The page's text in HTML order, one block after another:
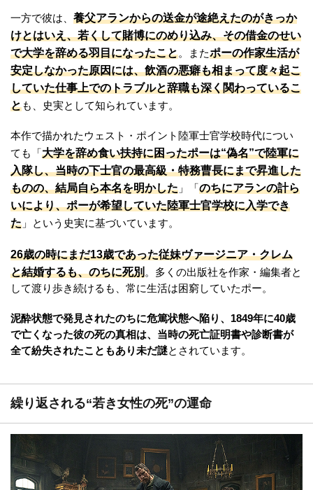
一方で彼は、 養父アランからの送金が途絶えたのがきっか
けとはいえ、若くして賭博にのめり込み、その借金のせい
で大学を辞める羽目になったこと。またポーの作家生活が
安定しなかった原因には、飲酒の悪癖も相まって度々起こ
していた仕事上でのトラブルと辞職も深く関わっているこ
とも、史実として知られています。
本作で描かれたウェスト・ポイント陸軍士官学校時代につい
ても「 大学を辞め食い扶持に困ったポーは“偽名”で陸軍に
入隊し、当時の下士官の最高級・特務曹長にまで昇進した
ものの、結局自ら本名を明かした 」「 のちにアランの計ら
いにより、ポーが希望していた陸軍士官学校に入学でき
た 」という史実に基づいています。
26歳の時にまだ13歳であった従妹ヴァージニア・クレム
と結婚するも、のちに死別。多くの出版社を作家・編集者と
して渡り歩き続けるも、常に生活は困窮していたポー。
泥酔状態で発見されたのちに危篤状態へ陥り、1849年に40歳
で亡くなった彼の死の真相は、当時の死亡証明書や診断書が
全て紛失されたこともあり未だ謎とされています。
繰り返される“若き女性の死”の運命